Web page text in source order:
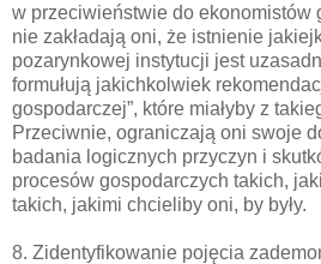
w przeciwieństwie do ekonomistów
nie zakładają oni, że istnienie
pozarynkowej instytucji jest
formułują jakichkolwiek
gospodarczej”, które miałyby z
Przeciwnie, ograniczają oni swoje
badania logicznych przyczyn i
procesów gospodarczych takich,
takich, jakimi chcieliby oni, by były.
8. Zidentyfikowanie pojęcia